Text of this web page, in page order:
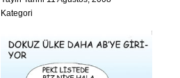
Kategori